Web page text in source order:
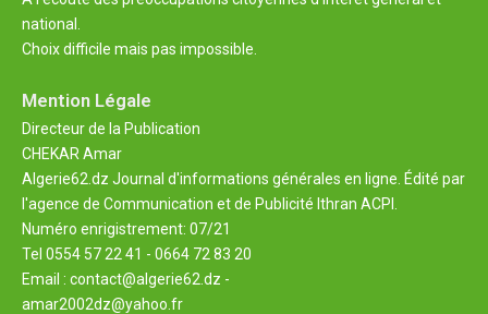
national.
Choix difficile mais pas impossible.
Mention Légale
Directeur de la Publication
CHEKAR Amar
Algerie62.dz Journal d'informations générales en ligne. Édité par
l'agence de Communication et de Publicité Ithran ACPI.
Numéro enrigistrement: 07/21
Tel 0554 57 22 41 - 0664 72 83 20
Email : contact@algerie62.dz -
amar2002dz@yahoo.fr